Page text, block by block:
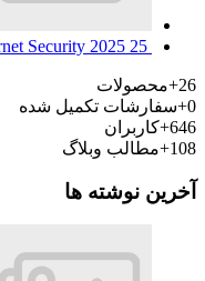
Security 2025 25 شهریور 1393
26+
محصولات
0+ سفارشات تکمیل شده
646+ کاربران
108+
مطالب وبلاگ
آخرین نوشته ها